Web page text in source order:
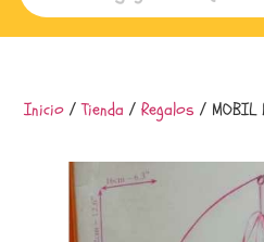
Inicio /Tienda / Regalos / MOBIL